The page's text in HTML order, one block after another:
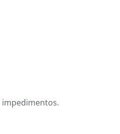
impedimentos.